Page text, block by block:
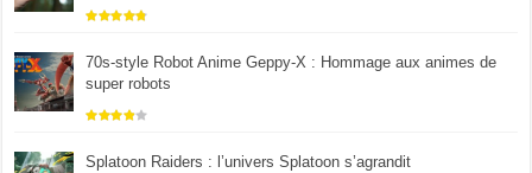
70s-style Robot Anime Geppy-X : Hommage aux animes de
super robots
Splatoon Raiders : l’univers Splatoon s’agrandit